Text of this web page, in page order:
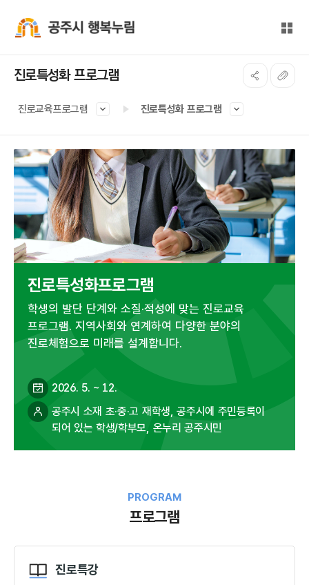
전체
진로특성화 프로그램
진로교육프로그램 진로특성화 프로그램
진로특성화프로그램
학생의 발단 단계와 소질·적성에 맞는 진로교육
프로그램. 지역사회와 연계하여 다양한 분야의
진로체험으로 미래를 설계합니다.
2026. 5. ~ 12.
공주시 소재 초·중·고 재학생, 공주시에 주민등록이
되어 있는 학생/학부모, 온누리 공주시민
PROGRAM
프로그램
진로특강